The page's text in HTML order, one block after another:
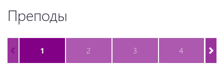
Преподы
1 2 3 4